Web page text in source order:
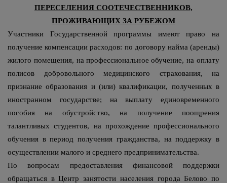
ПЕРЕСЕЛЕНИЯ СООТЕЧЕСТВЕННИКОВ,
ПРОЖИВАЮЩИХ ЗА РУБЕЖОМ
Участники Государственной программы имеют право на
получение компенсации расходов: по договору найма (аренды)
жилого помещения, на профессиональное обучение, на оплату
полисов добровольного медицинского страхования, на
признание образования и (или) квалификации, полученных в
иностранном государстве; на выплату единовременного
пособия на обустройство, на получение поощрения
талантливых студентов, на прохождение профессионального
обучения в период получения гражданства, на поддержку в
осуществлении малого и среднего предпринимательства.
По вопросам предоставления финансовой поддержки
обращаться в Центр занятости населения города Белово по